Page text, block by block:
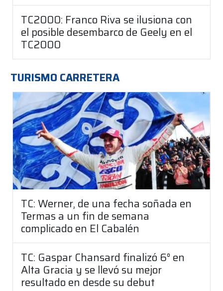
TC2000: Franco Riva se ilusiona con
el posible desembarco de Geely en el
TC2000
TURISMO CARRETERA
TC: Werner, de una fecha soñada en
Termas a un fin de semana
complicado en El Cabalén
TC: Gaspar Chansard finalizó 6° en
Alta Gracia y se llevó su mejor
resultado en desde su debut